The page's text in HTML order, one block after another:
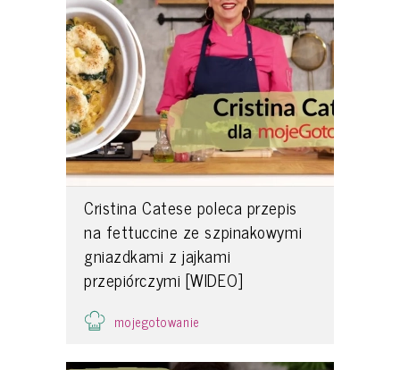
Cristina Catese poleca przepis
na fettuccine ze szpinakowymi
gniazdkami z jajkami
przepiórczymi [WIDEO]
mojegotowanie